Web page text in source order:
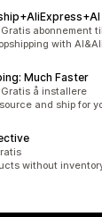
Gratis abonnement
with
Much Faster
Gratis å installere
and ship for
without